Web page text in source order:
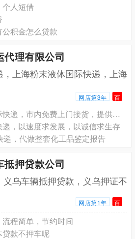
人短借
积金怎么贷款
代理有限公司
，上海粉末液体国际快递，上海
网店第3年 百
上海长宁区化学品国际快递，市内免费上门接货，提供各类货物包装
，以速度求发展，以诚信求生存
，代做整套化工品鉴定报告
抵押贷款公司
义乌车辆抵押贷款，义乌押证不
网店第1年 百
程简单，节约时间
款不押车呢